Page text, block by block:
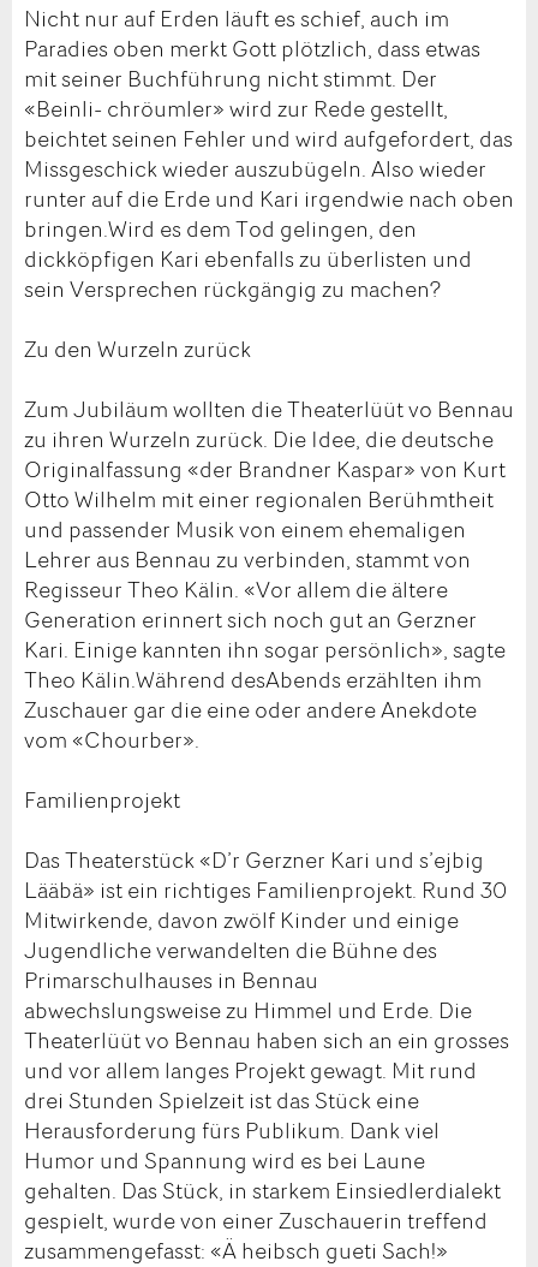
Nicht nur auf Erden läuft es schief, auch im
Paradies oben merkt Gott plötzlich, dass etwas
mit seiner Buchführung nicht stimmt. Der
«Beinli- chröumler» wird zur Rede gestellt,
beichtet seinen Fehler und wird aufgefordert, das
Missgeschick wieder auszubügeln. Also wieder
runter auf die Erde und Kari irgendwie nach oben
bringen.Wird es dem Tod gelingen, den
dickköpfigen Kari ebenfalls zu überlisten und
sein Versprechen rückgängig zu machen?
Zu den Wurzeln zurück
Zum Jubiläum wollten die Theaterlüüt vo Bennau
zu ihren Wurzeln zurück. Die Idee, die deutsche
Originalfassung «der Brandner Kaspar» von Kurt
Otto Wilhelm mit einer regionalen Berühmtheit
und passender Musik von einem ehemaligen
Lehrer aus Bennau zu verbinden, stammt von
Regisseur Theo Kälin. «Vor allem die ältere
Generation erinnert sich noch gut an Gerzner
Kari. Einige kannten ihn sogar persönlich», sagte
Theo Kälin.Während desAbends erzählten ihm
Zuschauer gar die eine oder andere Anekdote
vom «Chourber».
Familienprojekt
Das Theaterstück «D’r Gerzner Kari und s’ejbig
Lääbä» ist ein richtiges Familienprojekt. Rund 30
Mitwirkende, davon zwölf Kinder und einige
Jugendliche verwandelten die Bühne des
Primarschulhauses in Bennau
abwechslungsweise zu Himmel und Erde. Die
Theaterlüüt vo Bennau haben sich an ein grosses
und vor allem langes Projekt gewagt. Mit rund
drei Stunden Spielzeit ist das Stück eine
Herausforderung fürs Publikum. Dank viel
Humor und Spannung wird es bei Laune
gehalten. Das Stück, in starkem Einsiedlerdialekt
gespielt, wurde von einer Zuschauerin treffend
zusammengefasst: «Ä heibsch gueti Sach!»